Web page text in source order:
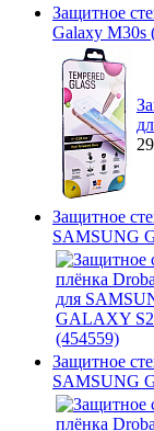
Защитное
Galaxy M30s
Защитное
SAMSUNG
Защитное
SAMSUNG